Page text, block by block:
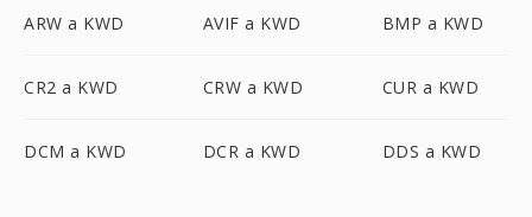
ARW a KWD AVIF a KWD BMP a KWD
CR2 a KWD CRW a KWD CUR a KWD
DCM a KWD DCR a KWD DDS a KWD